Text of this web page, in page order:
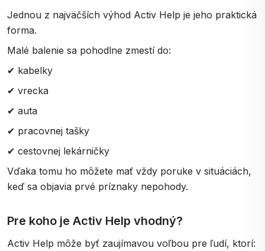
Jednou z najväčších výhod Activ Help je jeho praktická
forma.
Malé balenie sa pohodlne zmestí do:
✔ kabelky
✔ vrecka
✔ auta
✔ pracovnej tašky
✔ cestovnej lekárničky
Vďaka tomu ho môžete mať vždy poruke v situáciách,
keď sa objavia prvé príznaky nepohody.
Pre koho je Activ Help vhodný?
Activ Help môže byť zaujímavou voľbou pre ľudí, ktorí: